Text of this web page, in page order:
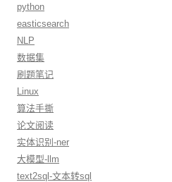
python
easticsearch
NLP
数据集
刷题笔记
Linux
算法手撕
论文阅读
实体识别-ner
大模型-llm
text2sql-文本转sql